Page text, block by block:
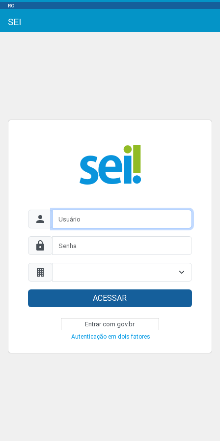
RO
SEI
ACESSAR
Entrar com gov.br
Autenticação em dois fatores